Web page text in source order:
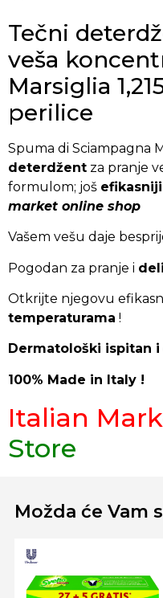
Tečni
veša
Marsiglia
perilice
Spuma di Sciampagna
deterdžent za pranje
formulom; još
market online shop
Vašem vešu daje
Pogodan za pranje i
Otkrijte njegovu
temperaturama !
Dermatološki ispitan
100% Made in Italy !
Italian
Store
Možda će Vam